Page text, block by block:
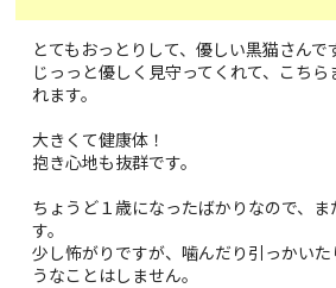
とてもおっとりして、優しい黒猫さんで
じっっと優しく見守ってくれて、こち
れます。
大きくて健康体！
抱き心地も抜群です。
ちょうど１歳になったばかりなので、
す。
少し怖がりですが、噛んだり引っかい
うなことはしません。